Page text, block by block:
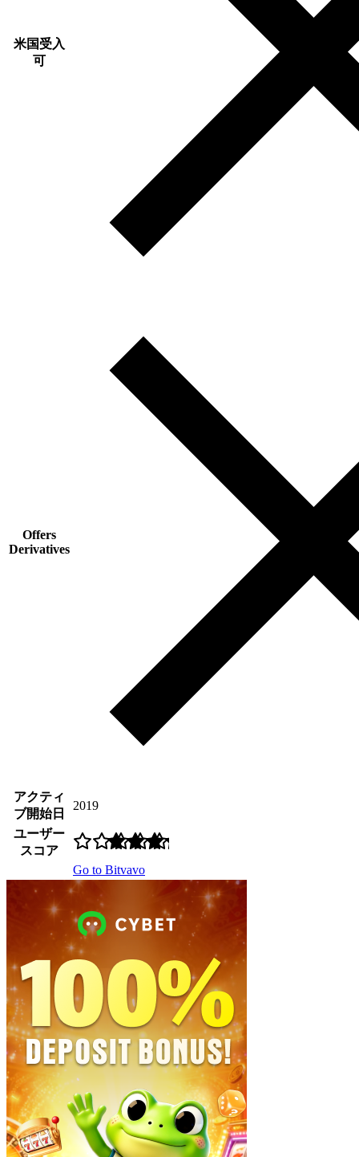
米国受入
可
Offers
Derivatives
アクティ
ブ開始日
2019
ユーザー
スコア
Go to Bitvavo